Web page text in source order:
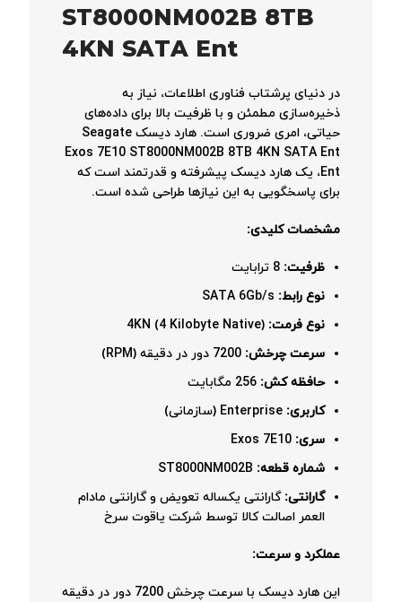
ST8000NM002B 8TB
4KN SATA Ent
در دنیای پرشتاب فناوری اطلاعات، نیاز به
ذخیره‌سازی مطمئن و با ظرفیت بالا برای داده‌های
حیاتی، امری ضروری است. هارد دیسک Seagate
Exos 7E10 ST8000NM002B 8TB 4KN SATA Ent
Ent، یک هارد دیسک پیشرفته و قدرتمند است که
برای پاسخگویی به این نیازها طراحی شده است.
مشخصات کلیدی:
ظرفیت:
نوع رابط:
نوع فرمت:
سرعت چرخش:
حافظه کش:
کاربری:
سری:
شماره قطعه:
گارانتی: گارانتی یکساله تعویض و گارانتی مادام
العمر اصالت کالا توسط شرکت یاقوت سرخ
عملکرد و سرعت:
این هارد دیسک با سرعت چرخش 7200 دور در دقیقه